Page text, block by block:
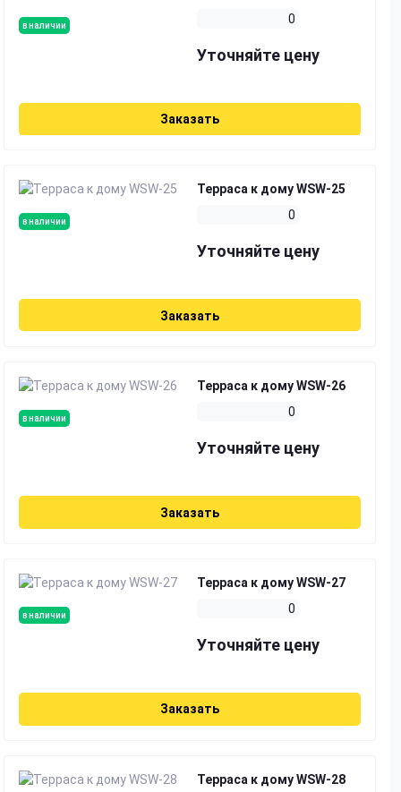
в наличии 0
Уточняйте цену
Заказать
в наличии
Терраса к дому WSW-25
0
Уточняйте цену
Заказать
в наличии
Терраса к дому WSW-26
0
Уточняйте цену
Заказать
в наличии
Терраса к дому WSW-27
0
Уточняйте цену
Заказать
Терраса к дому WSW-28